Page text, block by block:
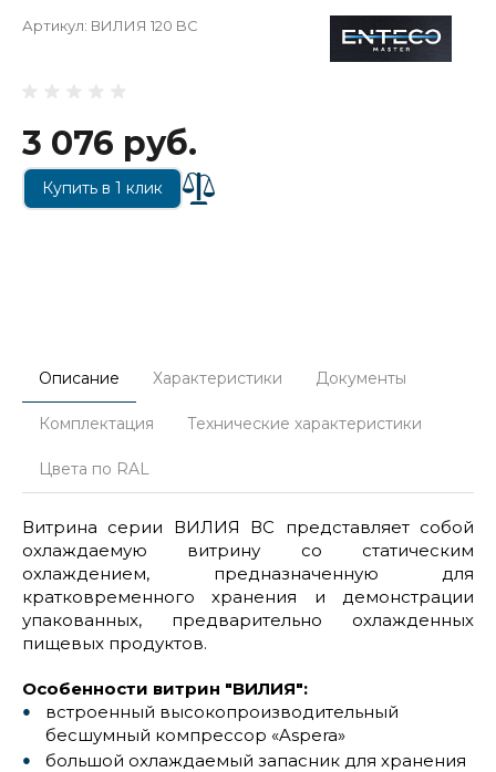
Артикул: ВИЛИЯ 120 BC
3 076 руб.
Купить в 1 клик
Описание Характеристики Документы
Комплектация Технические характеристики
Цвета по RAL
Витрина серии ВИЛИЯ ВС представляет собой
охлаждаемую витрину со статическим
охлаждением, предназначенную для
кратковременного хранения и демонстрации
упакованных, предварительно охлажденных
пищевых продуктов.
Особенности витрин "ВИЛИЯ":
встроенный высокопроизводительный
бесшумный компрессор «Aspera»
большой охлаждаемый запасник для хранения